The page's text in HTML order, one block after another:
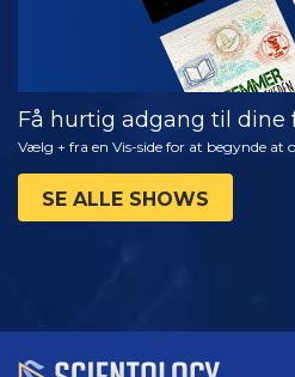
Få hurtig adgang til dine
Vælg + fra en Vis-side for at begynde at
SE ALLE SHOWS